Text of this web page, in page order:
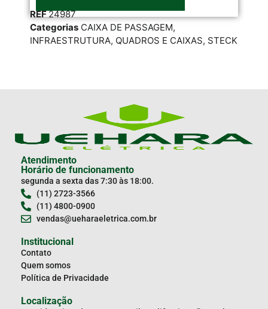
REF24987
Categorias CAIXA DE PASSAGEM,
INFRAESTRUTURA, QUADROS E CAIXAS, STECK
Atendimento
Horário de funcionamento
segunda a sexta das 7:30 às 18:00.
(11) 2723-3566
(11) 4800-0900
vendas@ueharaeletrica.com.br
Institucional
Contato
Quem somos
Política de Privacidade
Localização